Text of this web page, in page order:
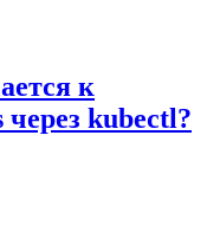
к
через kubectl?